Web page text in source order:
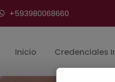
+593980068660
Inicio Credenciales